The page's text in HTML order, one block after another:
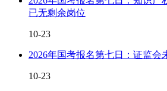
已无剩余岗位
10-23
2026年国考报名第七日：证监会
10-23